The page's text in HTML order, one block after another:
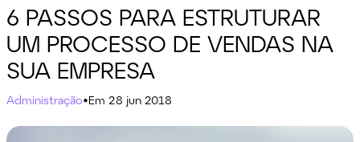
6 PASSOS PARA ESTRUTURAR
UM PROCESSO DE VENDAS NA
SUA EMPRESA
Administração•Em 28 jun 2018